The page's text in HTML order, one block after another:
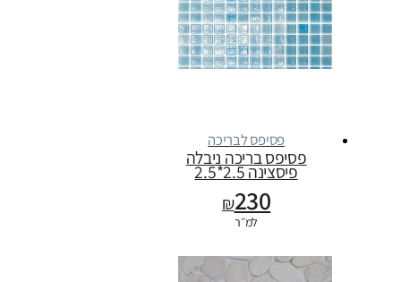
פסיפס לבריכה
פסיפס בריכה ניבלה
פיסצינה 2.5*2.5
₪230
למ״ר